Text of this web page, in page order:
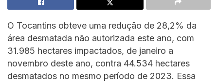
O Tocantins obteve uma redução de 28,2% da
área desmatada não autorizada este ano, com
31.985 hectares impactados, de janeiro a
novembro deste ano, contra 44.534 hectares
desmatados no mesmo período de 2023. Essa